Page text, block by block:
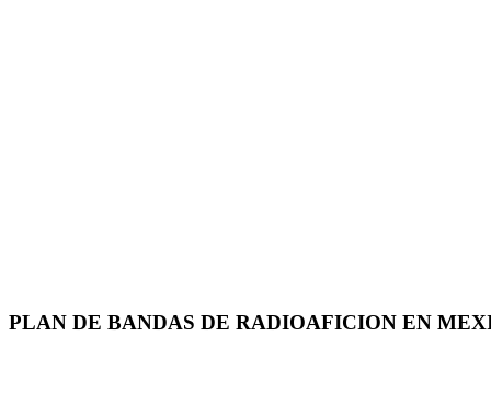
PLAN DE BANDAS DE RADIOAFICION EN